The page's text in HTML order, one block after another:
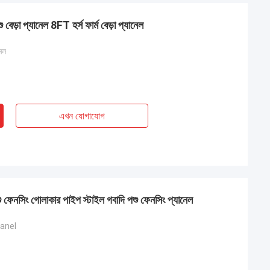
প্যানেল 8FT হর্স ফার্ম বেড়া প্যানেল
এখন যোগাযোগ
গোলাকার পাইপ স্টাইল গবাদি পশু ফেনসিং প্যানেল